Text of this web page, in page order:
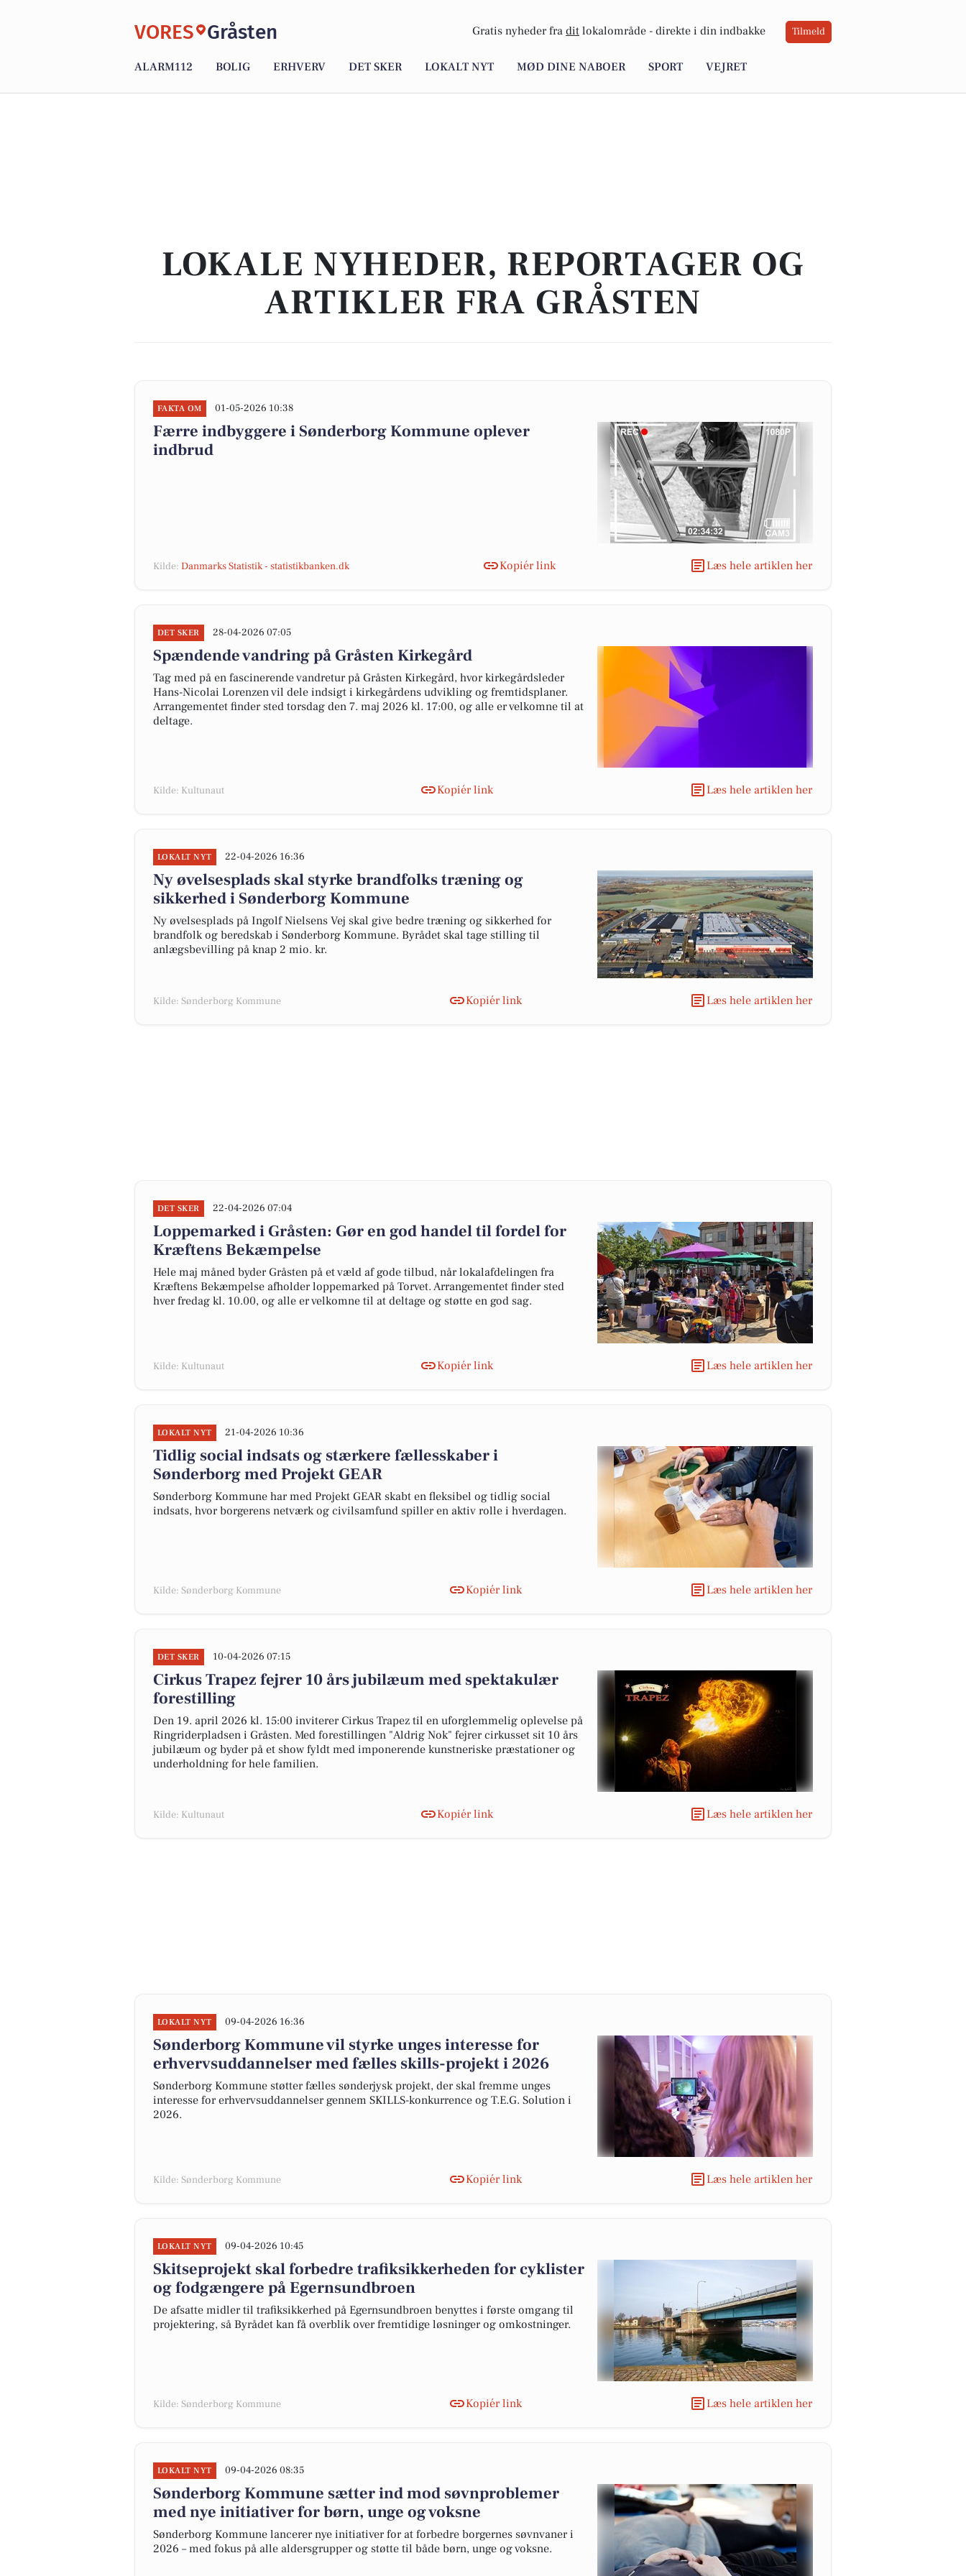
VORES Gråsten Gratis nyheder fra dit lokalområde - direkte i din indbakke Tilmeld
ALARM112 BOLIG ERHVERV DET SKER LOKALT NYT MØD DINE NABOER SPORT VEJRET
LOKALE NYHEDER, REPORTAGER OG
ARTIKLER FRA GRÅSTEN
FAKTA OM 01-05-2026 10:38
Færre indbyggere i Sønderborg Kommune oplever
indbrud
Kilde: Danmarks Statistik - statistikbanken.dk Kopiér link Læs hele artiklen her
DET SKER 28-04-2026 07:05
Spændende vandring på Gråsten Kirkegård
Tag med på en fascinerende vandretur på Gråsten Kirkegård, hvor kirkegårdsleder
Hans-Nicolai Lorenzen vil dele indsigt i kirkegårdens udvikling og fremtidsplaner.
Arrangementet finder sted torsdag den 7. maj 2026 kl. 17:00, og alle er velkomne til at
deltage.
Kilde: Kultunaut Kopiér link Læs hele artiklen her
LOKALT NYT 22-04-2026 16:36
Ny øvelsesplads skal styrke brandfolks træning og
sikkerhed i Sønderborg Kommune
Ny øvelsesplads på Ingolf Nielsens Vej skal give bedre træning og sikkerhed for
brandfolk og beredskab i Sønderborg Kommune. Byrådet skal tage stilling til
anlægsbevilling på knap 2 mio. kr.
Kilde: Sønderborg Kommune Kopiér link Læs hele artiklen her
DET SKER 22-04-2026 07:04
Loppemarked i Gråsten: Gør en god handel til fordel for
Kræftens Bekæmpelse
Hele maj måned byder Gråsten på et væld af gode tilbud, når lokalafdelingen fra
Kræftens Bekæmpelse afholder loppemarked på Torvet. Arrangementet finder sted
hver fredag kl. 10.00, og alle er velkomne til at deltage og støtte en god sag.
Kilde: Kultunaut Kopiér link Læs hele artiklen her
LOKALT NYT 21-04-2026 10:36
Tidlig social indsats og stærkere fællesskaber i
Sønderborg med Projekt GEAR
Sønderborg Kommune har med Projekt GEAR skabt en fleksibel og tidlig social
indsats, hvor borgerens netværk og civilsamfund spiller en aktiv rolle i hverdagen.
Kilde: Sønderborg Kommune Kopiér link Læs hele artiklen her
DET SKER 10-04-2026 07:15
Cirkus Trapez fejrer 10 års jubilæum med spektakulær
forestilling
Den 19. april 2026 kl. 15:00 inviterer Cirkus Trapez til en uforglemmelig oplevelse på
Ringriderpladsen i Gråsten. Med forestillingen "Aldrig Nok" fejrer cirkusset sit 10 års
jubilæum og byder på et show fyldt med imponerende kunstneriske præstationer og
underholdning for hele familien.
Kilde: Kultunaut Kopiér link Læs hele artiklen her
LOKALT NYT 09-04-2026 16:36
Sønderborg Kommune vil styrke unges interesse for
erhvervsuddannelser med fælles skills-projekt i 2026
Sønderborg Kommune støtter fælles sønderjysk projekt, der skal fremme unges
interesse for erhvervsuddannelser gennem SKILLS-konkurrence og T.E.G. Solution i
2026.
Kilde: Sønderborg Kommune Kopiér link Læs hele artiklen her
LOKALT NYT 09-04-2026 10:45
Skitseprojekt skal forbedre trafiksikkerheden for cyklister
og fodgængere på Egernsundbroen
De afsatte midler til trafiksikkerhed på Egernsundbroen benyttes i første omgang til
projektering, så Byrådet kan få overblik over fremtidige løsninger og omkostninger.
Kilde: Sønderborg Kommune Kopiér link Læs hele artiklen her
LOKALT NYT 09-04-2026 08:35
Sønderborg Kommune sætter ind mod søvnproblemer
med nye initiativer for børn, unge og voksne
Sønderborg Kommune lancerer nye initiativer for at forbedre borgernes søvnvaner i
2026 – med fokus på alle aldersgrupper og støtte til både børn, unge og voksne.